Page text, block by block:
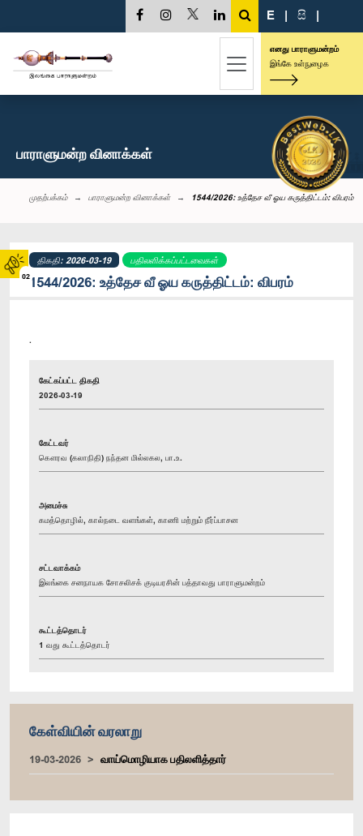
02
E | සි |
எனது பாராளுமன்றம்
இங்கே உள்நுழைக
பாராளுமன்ற வினாக்கள்
முதற்பக்கம் பாராளுமன்ற வினாக்கள் 1544/2026: உத்தேச வீ ஓய கருத்திட்டம்: விபரம்
திகதி: 2026-03-19 பதிலளிக்கப்பட்டவைகள்
1544/2026: உத்தேச வீ ஓய கருத்திட்டம்: விபரம்
.
கேட்கப்பட்ட திகதி
2026-03-19
கேட்டவர்
கௌரவ (கலாநிதி) நந்தன மில்லகல, பா.உ.
அமைச்சு
கமத்தொழில், கால்நடை வளங்கள், காணி மற்றும் நீர்ப்பாசன
சட்டவாக்கம்
இலங்கை சனநாயக சோசலிசக் குடியரசின் பத்தாவது பாராளுமன்றம்
கூட்டத்தொடர்
1 வது கூட்டத்தொடர்
கேள்வியின் வரலாறு
19-03-2026 வாய்மொழியாக பதிலளித்தார்